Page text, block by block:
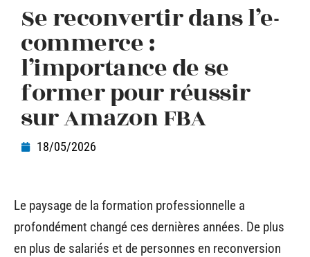
Se reconvertir dans l’e-
commerce :
l’importance de se
former pour réussir
sur Amazon FBA
18/05/2026
Le paysage de la formation professionnelle a
profondément changé ces dernières années. De plus
en plus de salariés et de personnes en reconversion